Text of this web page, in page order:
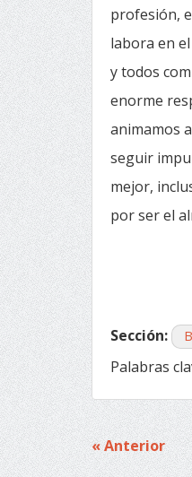
profesión,
labora en
y todos
enorme
animamos
seguir
mejor,
por ser el
Sección:
Palabras
« Anterior